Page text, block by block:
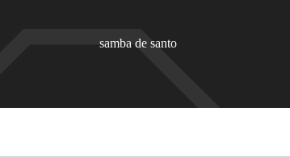
samba de santo